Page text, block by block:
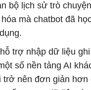
bộ lịch sử trò
mà chatbot đã
trợ nhập dữ liệu
số nền tảng AI
trở nên đơn giản hơn